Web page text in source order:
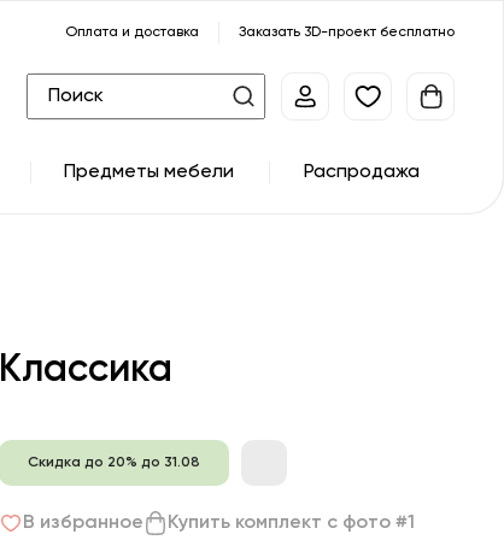
Оплата и доставка Заказать 3D-проект бесплатно
Предметы мебели Распродажа
Классика
Скидка до 20% до 31.08
В избранное Купить комплект с фото #1